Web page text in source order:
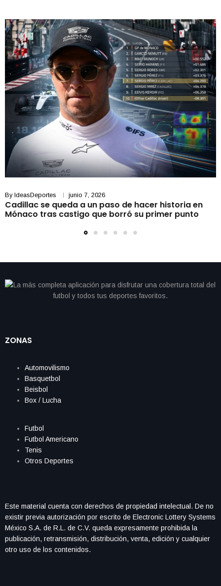
By IdeasDeportes junio 7, 2026
Cadillac se queda a un paso de hacer historia en
Mónaco tras castigo que borró su primer punto
ZONAS
Automovilismo
Basquetbol
Beisbol
Box / Lucha
Futbol
Futbol Americano
Tenis
Otros Deportes
Este material cuenta con derechos de propiedad intelectual. De no
existir previa autorización por escrito de Electronic Lottery Systems
México S.A. de R.L. de C.V. queda expresamente prohibida la
publicación, retransmisión, distribución, venta, edición y cualquier
otro uso de los contenidos.